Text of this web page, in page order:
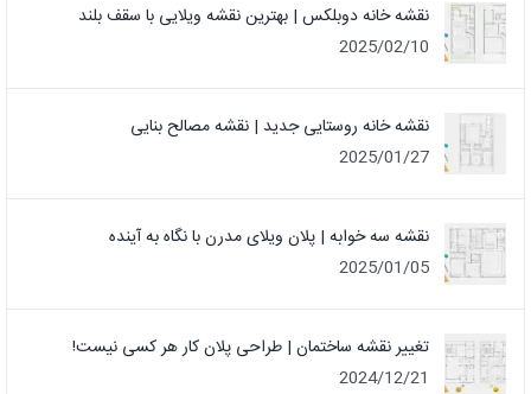
نقشه خانه دوبلکس | بهترین نقشه ویلایی با سقف بلند
2025/02/10
نقشه خانه روستایی جدید | نقشه مصالح بنایی
2025/01/27
نقشه سه خوابه | پلان ویلای مدرن با نگاه به آینده
2025/01/05
تغییر نقشه ساختمان | طراحی پلان کار هر کسی نیست!
2024/12/21